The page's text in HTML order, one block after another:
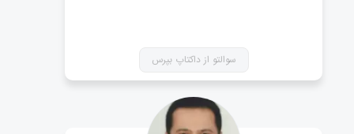
سوالتو از داکتاپ بپرس